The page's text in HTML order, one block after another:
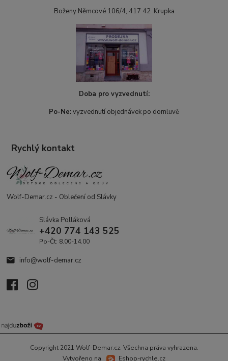
Boženy Němcové 106/4, 417 42 Krupka
Doba pro vyzvednutí:
Po-Ne:vyzvednutí objednávek po domluvě
Rychlý kontakt
Wolf-Demar.cz - Oblečení od Slávky
Slávka Polláková
+420 774 143 525
Po-Čt: 8.00-14.00
info@wolf-demar.cz
Copyright 2021 Wolf-Demar.cz. Všechna práva vyhrazena.
Vytvořeno na
Eshop-rychle.cz